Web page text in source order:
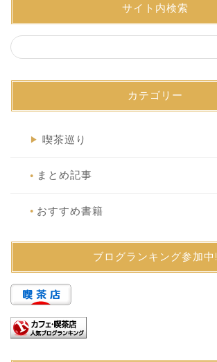
サイト内検索
カテゴリー
▶ 喫茶巡り
● まとめ記事
● おすすめ書籍
ブログランキング参加中!